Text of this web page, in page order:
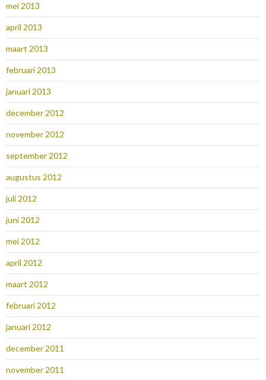
mei 2013
april 2013
maart 2013
februari 2013
januari 2013
december 2012
november 2012
september 2012
augustus 2012
juli 2012
juni 2012
mei 2012
april 2012
maart 2012
februari 2012
januari 2012
december 2011
november 2011